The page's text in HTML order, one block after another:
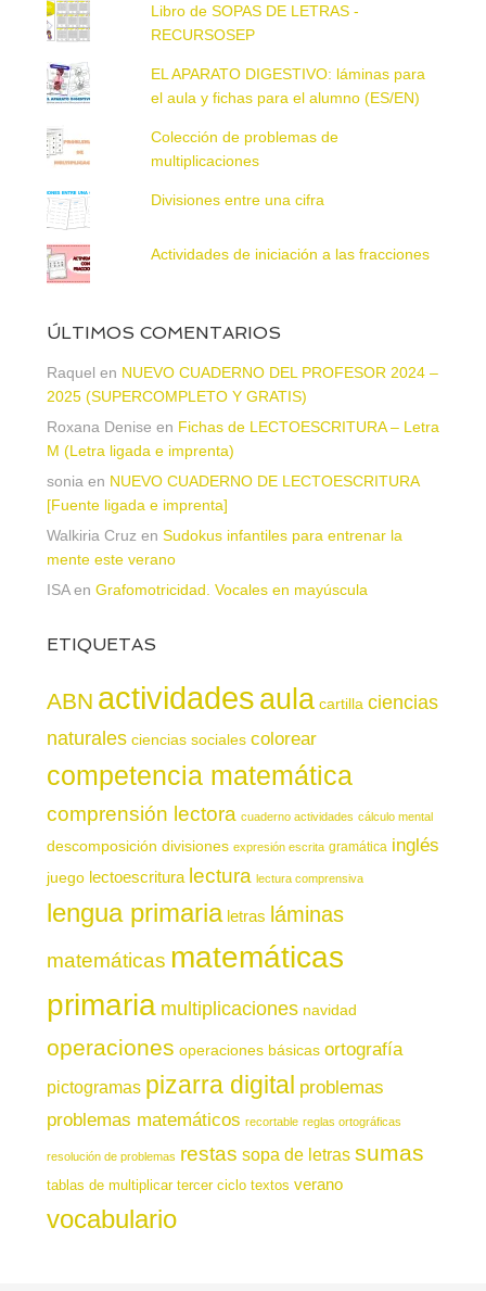
Libro de SOPAS DE LETRAS -
RECURSOSEP
EL APARATO DIGESTIVO: láminas para
el aula y fichas para el alumno (ES/EN)
Colección de problemas de
multiplicaciones
Divisiones entre una cifra
Actividades de iniciación a las fracciones
ÚLTIMOS COMENTARIOS
Raquel en NUEVO CUADERNO DEL PROFESOR 2024 –
2025 (SUPERCOMPLETO Y GRATIS)
Roxana Denise en Fichas de LECTOESCRITURA – Letra
M (Letra ligada e imprenta)
sonia en NUEVO CUADERNO DE LECTOESCRITURA
[Fuente ligada e imprenta]
Walkiria Cruz en Sudokus infantiles para entrenar la
mente este verano
ISAen Grafomotricidad. Vocales en mayúscula
ETIQUETAS
ABN actividadesaula cartilla ciencias
naturales ciencias sociales colorear
competencia matemática
comprensión lectora cuaderno actividades cálculo mental
descomposición divisiones expresión escrita gramática inglés
juego lectoescritura lectura lectura comprensiva
lengua primaria letras láminas
matemáticas matemáticas
primaria multiplicaciones navidad
operaciones operaciones básicas ortografía
pictogramas pizarra digital problemas
problemas matemáticos recortable reglas ortográficas
resolución de problemas restas sopa de letras sumas
tablas de multiplicar tercer ciclo textos verano
vocabulario